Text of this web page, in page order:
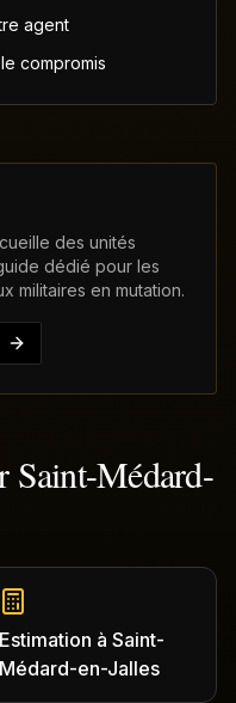
agent
compromis
des unités
dédié pour les
militaires en mutation.
Saint-Médard-
Estimation à Saint-
Médard-en-Jalles